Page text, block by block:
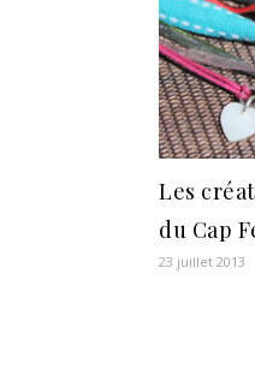
Les
du Cap
23 juillet 2013